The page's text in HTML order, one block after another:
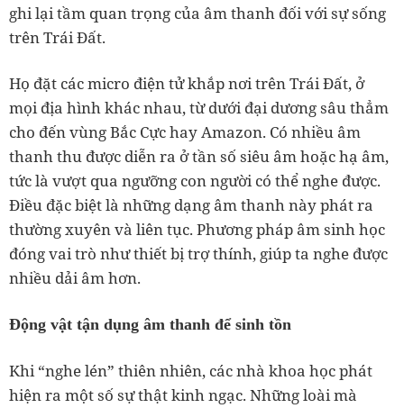
ghi lại tầm quan trọng của âm thanh đối với sự sống
trên Trái Đất.
Họ đặt các micro điện tử khắp nơi trên Trái Đất, ở
mọi địa hình khác nhau, từ dưới đại dương sâu thẳm
cho đến vùng Bắc Cực hay Amazon. Có nhiều âm
thanh thu được diễn ra ở tần số siêu âm hoặc hạ âm,
tức là vượt qua ngưỡng con người có thể nghe được.
Điều đặc biệt là những dạng âm thanh này phát ra
thường xuyên và liên tục. Phương pháp âm sinh học
đóng vai trò như thiết bị trợ thính, giúp ta nghe được
nhiều dải âm hơn.
Động vật tận dụng âm thanh để sinh tồn
Khi “nghe lén” thiên nhiên, các nhà khoa học phát
hiện ra một số sự thật kinh ngạc. Những loài mà